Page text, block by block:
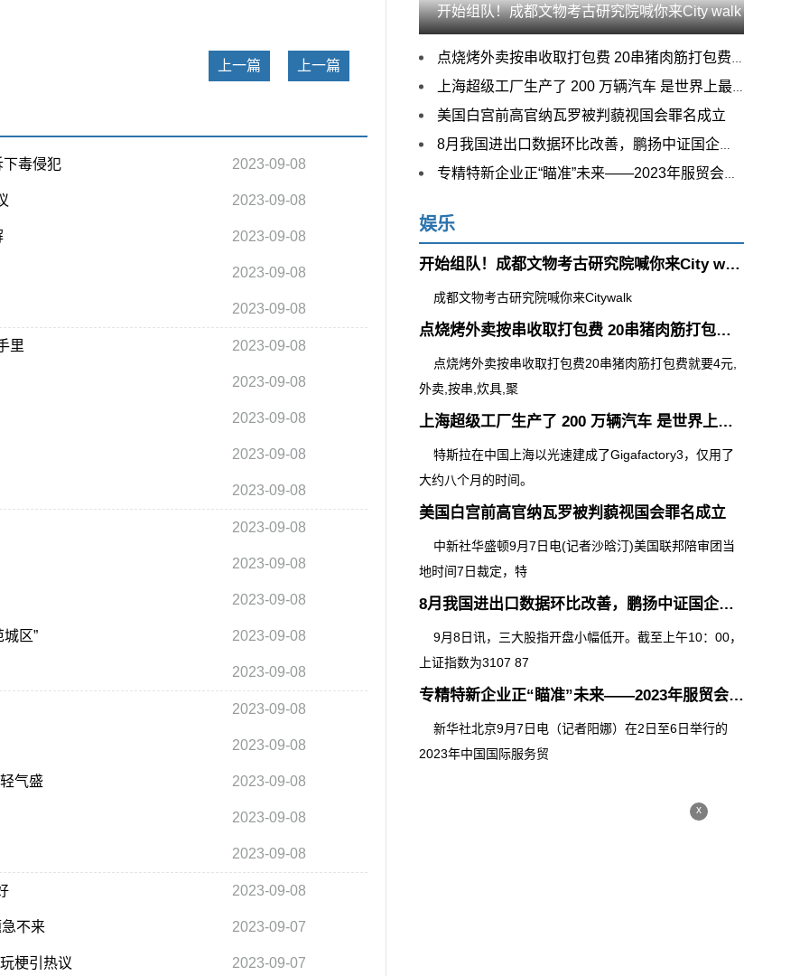
上一篇 上一篇
下毒侵犯 2023-09-08
2023-09-08
2023-09-08
2023-09-08
2023-09-08
里 2023-09-08
2023-09-08
2023-09-08
2023-09-08
2023-09-08
2023-09-08
2023-09-08
2023-09-08
区” 2023-09-08
2023-09-08
2023-09-08
2023-09-08
气盛 2023-09-08
2023-09-08
2023-09-08
2023-09-08
不来 2023-09-07
梗引热议 2023-09-07
开始组队！成都文物考古研究院喊你来City walk
点烧烤外卖按串收取打包费 20串猪肉筋打包费就要4元
上海超级工厂生产了 200 万辆汽车 是世界上最高效的汽车工厂
美国白宫前高官纳瓦罗被判藐视国会罪名成立
8月我国进出口数据环比改善，鹏扬中证国企红利ETF（159515）近日重磅上市
专精特新企业正“瞄准”未来——2023年服贸会观察
娱乐
开始组队！成都文物考古研究院喊你来City walk
成都文物考古研究院喊你来Citywalk
点烧烤外卖按串收取打包费 20串猪肉筋打包费就要4元
点烧烤外卖按串收取打包费20串猪肉筋打包费就要4元,
外卖,按串,炊具,聚
上海超级工厂生产了 200 万辆汽车 是世界上最高效的汽车工厂
特斯拉在中国上海以光速建成了Gigafactory3，仅用了
大约八个月的时间。
美国白宫前高官纳瓦罗被判藐视国会罪名成立
中新社华盛顿9月7日电(记者沙晗汀)美国联邦陪审团当
地时间7日裁定，特
8月我国进出口数据环比改善，鹏扬中证国企红利ETF（159515）近日重磅上市
9月8日讯，三大股指开盘小幅低开。截至上午10：00，
上证指数为3107 87
专精特新企业正“瞄准”未来——2023年服贸会观察
新华社北京9月7日电（记者阳娜）在2日至6日举行的
2023年中国国际服务贸
x